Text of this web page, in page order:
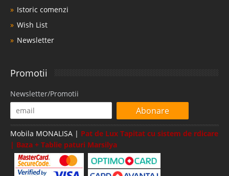
Istoric comenzi
Wish List
Newsletter
Promotii
Newsletter/Promotii
Abonare
Mobila MONALISA | Pat de Lux Tapitat cu sistem de rdicare
| Baza + Tablie paturi Marsilya